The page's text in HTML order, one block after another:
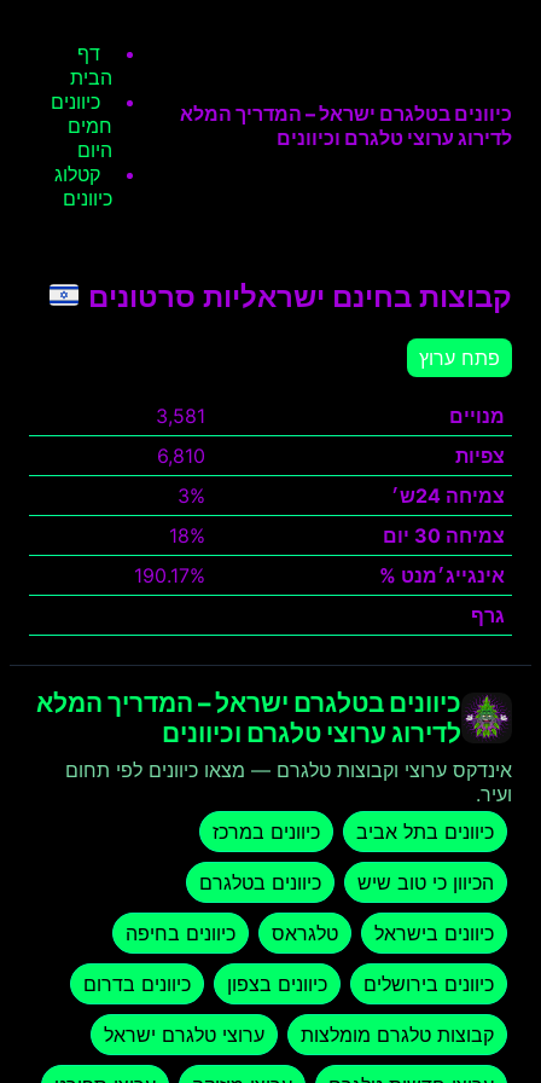
כיוונים בטלגרם ישראל – המדריך המלא
לדירוג ערוצי טלגרם וכיוונים
דף
הבית
כיוונים
חמים
היום
קטלוג
כיוונים
קבוצות בחינם ישראליות סרטונים
פתח ערוץ
מנויים
3,581
צפיות
6,810
צמיחה 24ש׳
3%
צמיחה 30 יום
18%
אינגייג׳מנט %
190.17%
גרף
כיוונים בטלגרם ישראל – המדריך המלא
לדירוג ערוצי טלגרם וכיוונים
אינדקס ערוצי וקבוצות טלגרם — מצאו כיוונים לפי תחום
ועיר.
כיוונים בתל אביב
כיוונים במרכז
הכיוון כי טוב שיש כיוונים בטלגרם
כיוונים בישראל טלגראס כיוונים בחיפה
כיוונים בירושלים כיוונים בצפון כיוונים בדרום
קבוצות טלגרם מומלצות ערוצי טלגרם ישראל